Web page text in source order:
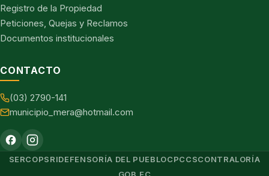
Registro de la Propiedad
Peticiones, Quejas y Reclamos
Documentos institucionales
CONTACTO
(03) 2790-141
municipio_mera@hotmail.com
SERCOPSRIDEFENSORÍA DEL PUEBLOCPCCSCONTRALORÍA